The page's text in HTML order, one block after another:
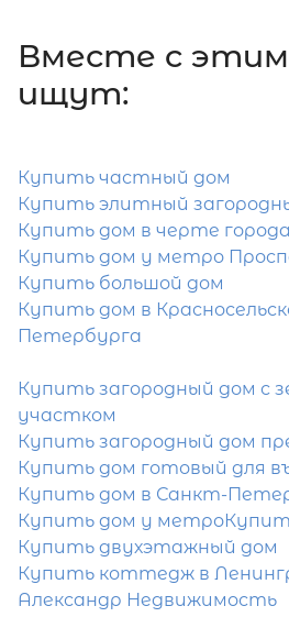
Мы поможем
Популярное
Вместе c
ищут:
Купить частный дом
Купить элитный
Купить дом в черте города
Купить дом у метро
Купить большой дом
Купить дом в
Петербурга
Купить загородный дом с
участком
Купить загородный дом
Купить дом готовый для
Купить дом в Санкт-
Купить дом у метро
Купить двухэтажный дом
Купить коттедж в
Александр Недвижимость